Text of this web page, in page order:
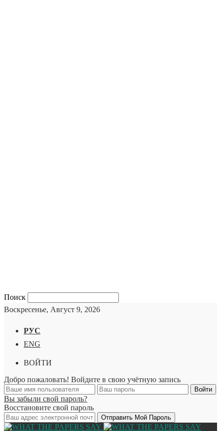
Поиск
Воскресенье, Август 9, 2026
РУС
ENG
ВОЙТИ
Добро пожаловать! Войдите в свою учётную запись
Вы забыли свой пароль?
Восстановите свой пароль